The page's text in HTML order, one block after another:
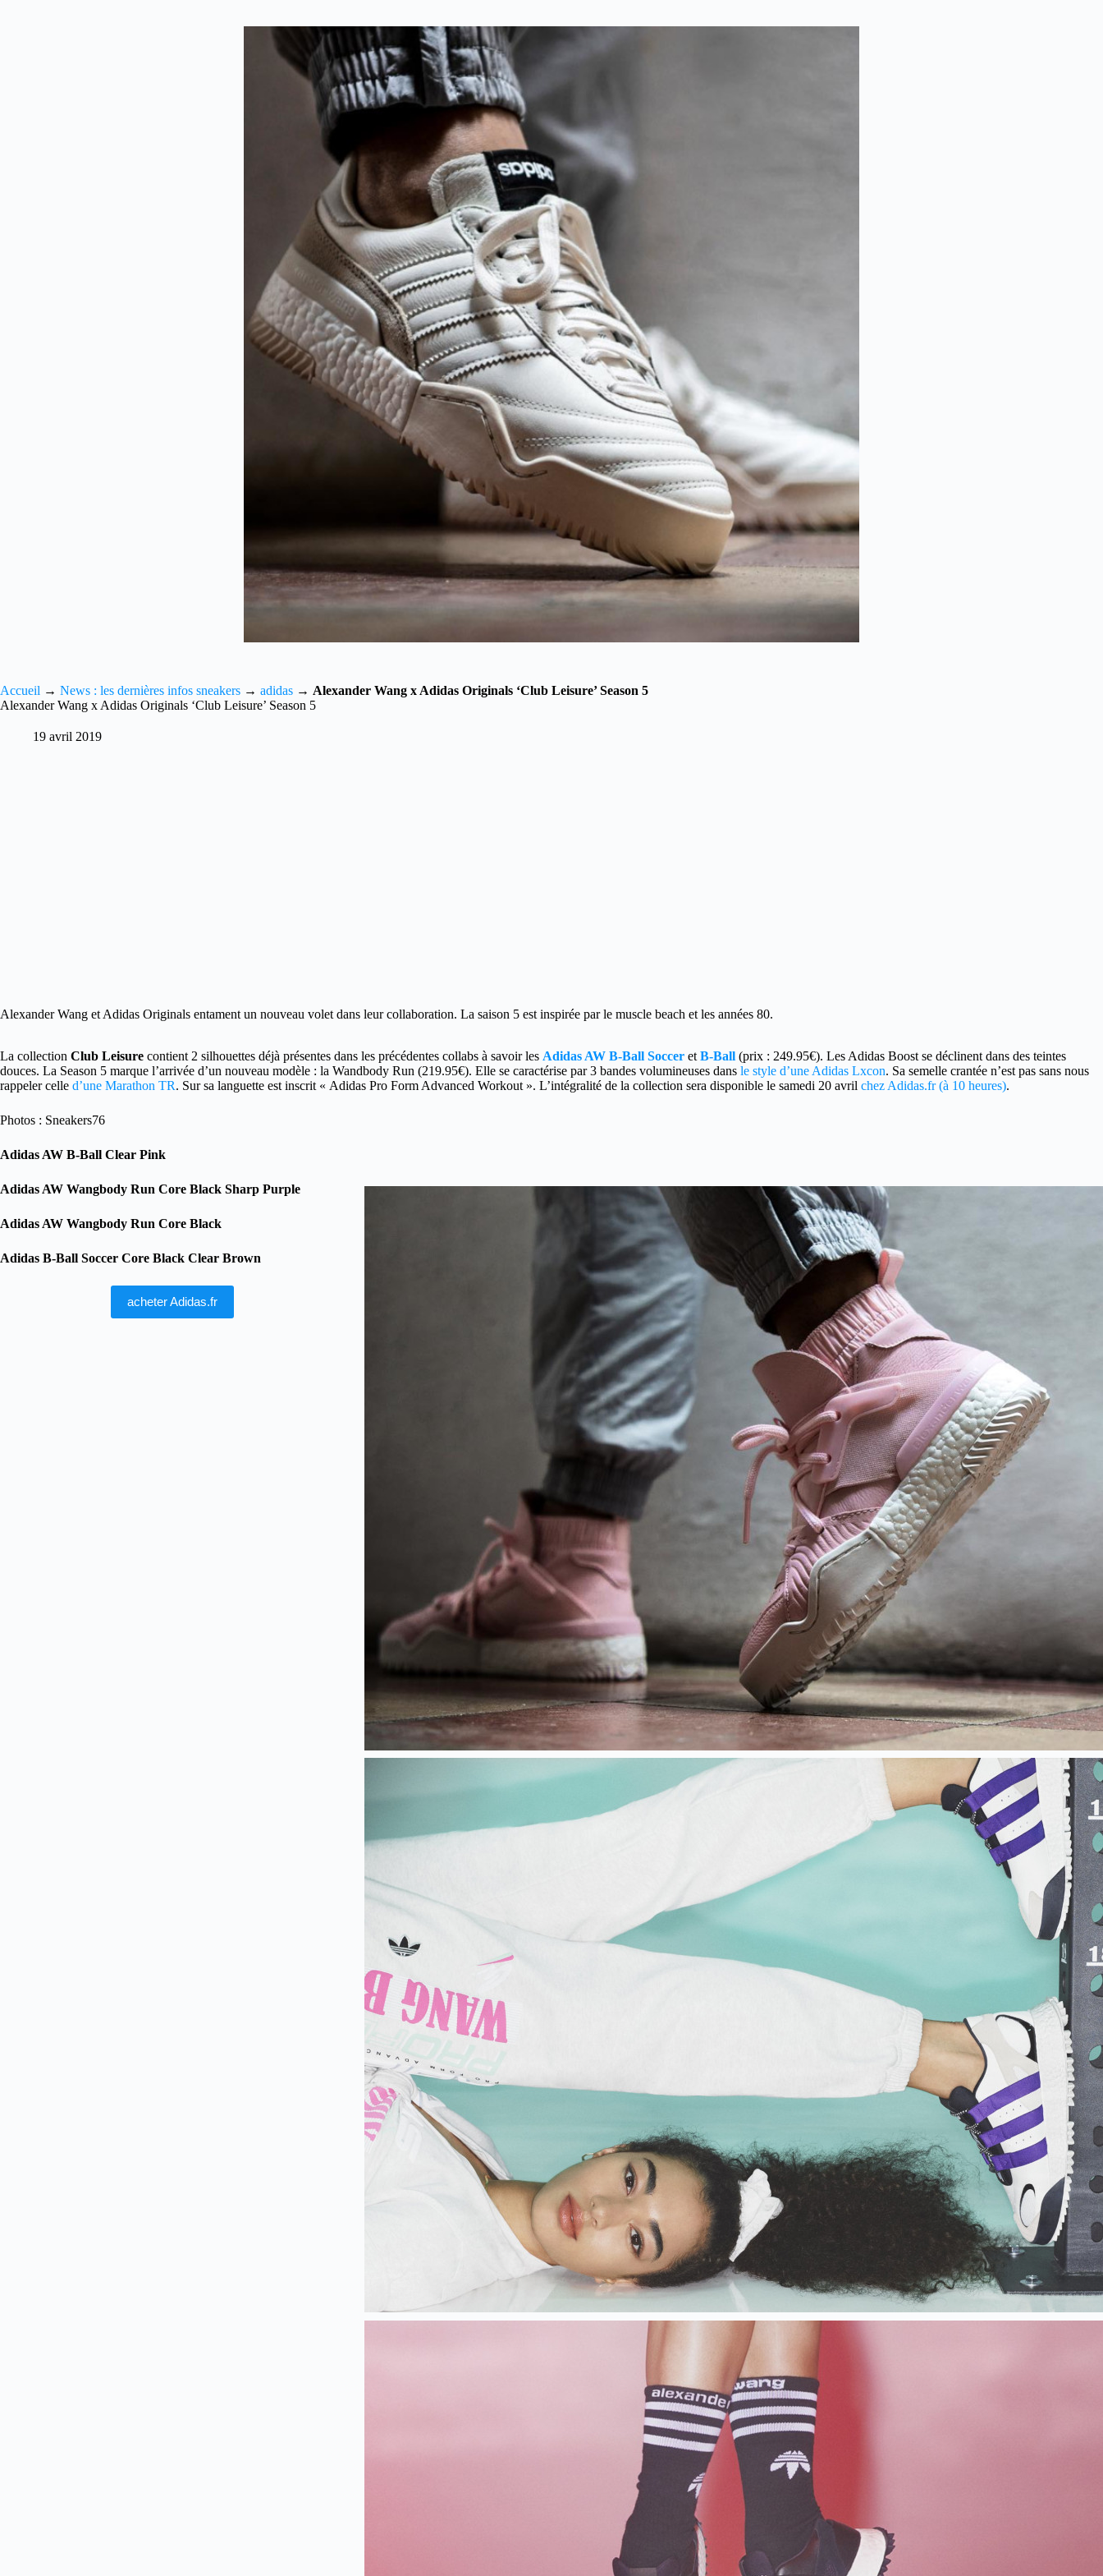
Accueil → News : les dernières infos sneakers → adidas → Alexander Wang x Adidas Originals ‘Club Leisure’ Season 5
Alexander Wang x Adidas Originals ‘Club Leisure’ Season 5
19 avril 2019
Alexander Wang et Adidas Originals entament un nouveau volet dans leur collaboration. La saison 5 est inspirée par le muscle beach et les années 80.
La collection Club Leisure contient 2 silhouettes déjà présentes dans les précédentes collabs à savoir les Adidas AW B-Ball Soccer et B-Ball (prix : 249.95€). Les Adidas Boost se déclinent dans des teintes
douces. La Season 5 marque l’arrivée d’un nouveau modèle : la Wandbody Run (219.95€). Elle se caractérise par 3 bandes volumineuses dans le style d’une Adidas Lxcon. Sa semelle crantée n’est pas sans nous
rappeler celle d’une Marathon TR. Sur sa languette est inscrit « Adidas Pro Form Advanced Workout ». L’intégralité de la collection sera disponible le samedi 20 avril chez Adidas.fr (à 10 heures).
Photos : Sneakers76
Adidas AW B-Ball Clear Pink
Adidas AW Wangbody Run Core Black Sharp Purple
Adidas AW Wangbody Run Core Black
Adidas B-Ball Soccer Core Black Clear Brown
acheter Adidas.fr